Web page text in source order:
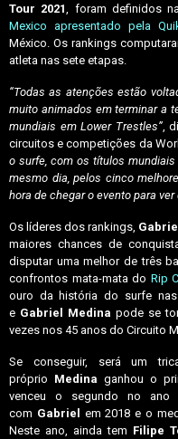
Tour 2021, foram definidos
Mexico apresentado pela
México. Os rankings
atleta nas sete etapas.
“Todas as atenções estão
muito animados em terminar a
mundiais em Lower Trestles”,
circuitos e competições da
o surfe, com os títulos
mesmo dia, pelos cinco
hora de chegar o evento para
Os líderes dos rankings,
maiores chances de
disputar uma melhor de três
confrontos mata-mata do Rip
ouro da história do surfe
e Gabriel Medina pode se
vezes nos 45 anos do Circuito
Se conseguir, será um
próprio Medina ganhou o
venceu o segundo no ano
com Gabriel em 2018 e o
Neste ano, ainda tem Filipe